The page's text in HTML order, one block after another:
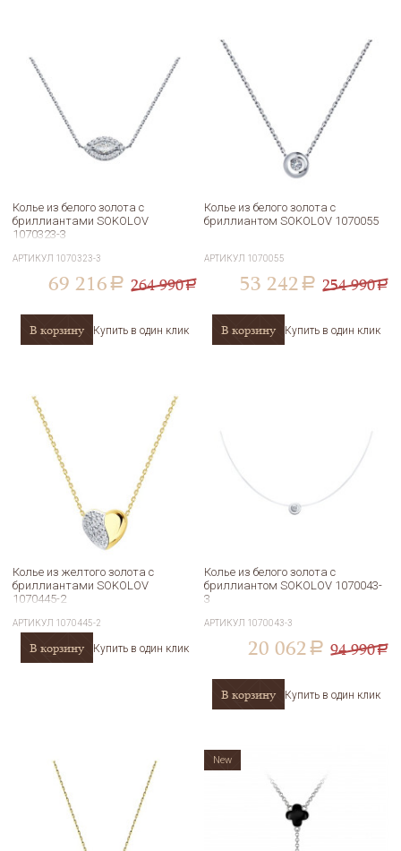
Колье из белого золота с
бриллиантами SOKOLOV
1070323-3
АРТИКУЛ 1070323-3
69 216 a 264 990a
В корзину Купить в один клик
Колье из белого золота с
бриллиантом SOKOLOV 1070055
АРТИКУЛ 1070055
53 242 a 254 990a
В корзину Купить в один клик
Колье из желтого золота с
бриллиантами SOKOLOV
1070445-2
АРТИКУЛ 1070445-2
В корзину Купить в один клик
Колье из белого золота с
бриллиантом SOKOLOV 1070043-
3
АРТИКУЛ 1070043-3
20 062 a 94 990a
В корзину Купить в один клик
New